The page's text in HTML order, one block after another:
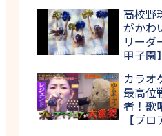
高校野
がかわ
リーダ
甲子園】
カラオ
最高位
者！歌
【プロ